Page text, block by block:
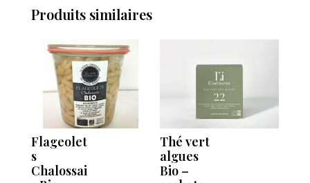
Produits similaires
Flageolet
s
Chalossai
Thé vert
algues
Bio –